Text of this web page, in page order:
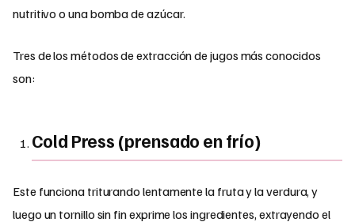
nutritivo o una bomba de azúcar.
Tres de los métodos de extracción de jugos más conocidos
son:
Cold Press (prensado en frío)
Este funciona triturando lentamente la fruta y la verdura, y
luego un tornillo sin fin exprime los ingredientes, extrayendo el